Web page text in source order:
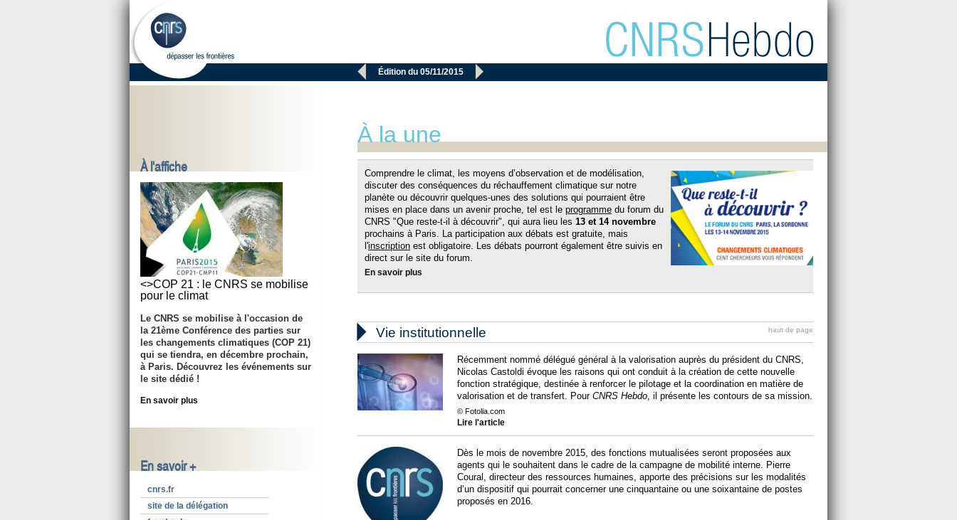
 Édition du 05/11/2015 
À l'affiche
<>COP 21 : le CNRS se mobilise
pour le climat
Le CNRS se mobilise à l'occasion de
la 21ème Conférence des parties sur
les changements climatiques (COP 21)
qui se tiendra, en décembre prochain,
à Paris. Découvrez les événements sur
le site dédié !
En savoir plus
En savoir +
cnrs.fr
site de la délégation
À la une
Comprendre le climat, les moyens d’observation et de modélisation,
discuter des conséquences du réchauffement climatique sur notre
planète ou découvrir quelques-unes des solutions qui pourraient être
mises en place dans un avenir proche, tel est le programme du forum du
CNRS "Que reste-t-il à découvrir", qui aura lieu les 13 et 14 novembre
prochains à Paris. La participation aux débats est gratuite, mais
l'inscription est obligatoire. Les débats pourront également être suivis en
direct sur le site du forum.
En savoir plus
 Vie institutionnelle haut de page
Récemment nommé délégué général à la valorisation auprès du président du CNRS,
Nicolas Castoldi évoque les raisons qui ont conduit à la création de cette nouvelle
fonction stratégique, destinée à renforcer le pilotage et la coordination en matière de
valorisation et de transfert. Pour CNRS Hebdo, il présente les contours de sa mission.
© Fotolia.com
Lire l'article
Dès le mois de novembre 2015, des fonctions mutualisées seront proposées aux
agents qui le souhaitent dans le cadre de la campagne de mobilité interne. Pierre
Coural, directeur des ressources humaines, apporte des précisions sur les modalités
d’un dispositif qui pourrait concerner une cinquantaine ou une soixantaine de postes
proposés en 2016.